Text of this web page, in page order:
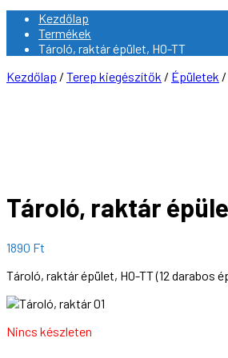
Kezdőlap
Termékek
Tároló, raktár épület, H0-TT
Kezdőlap / Terep kiegészítők / Épületek
Tároló, raktár
1890 Ft
Tároló, raktár épület, H0-TT (12 darabos
Nincs készleten